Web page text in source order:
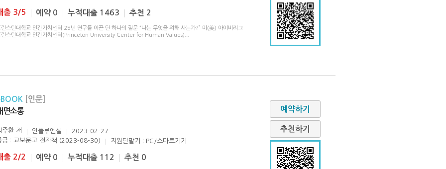
출 3/5 예약 0 누적대출 1463 추천 2
린스턴대학교 인간가치센터 25년 연구를 이끈 단 하나의 질문 “나는 무엇을 위해 사는가?” 미(美) 아이비리그
린스턴대학교 인간가치센터(Princeton University Center for Human Values)
[인문]
면소통
주환 저 인플루엔셜
2023-02-27
급 : 교보문고 전자책 (2023-08-30)
지원단말기 : PC/스마트기기
출 2/2 예약 0 누적대출 112 추천 0
예약하기
추천하기